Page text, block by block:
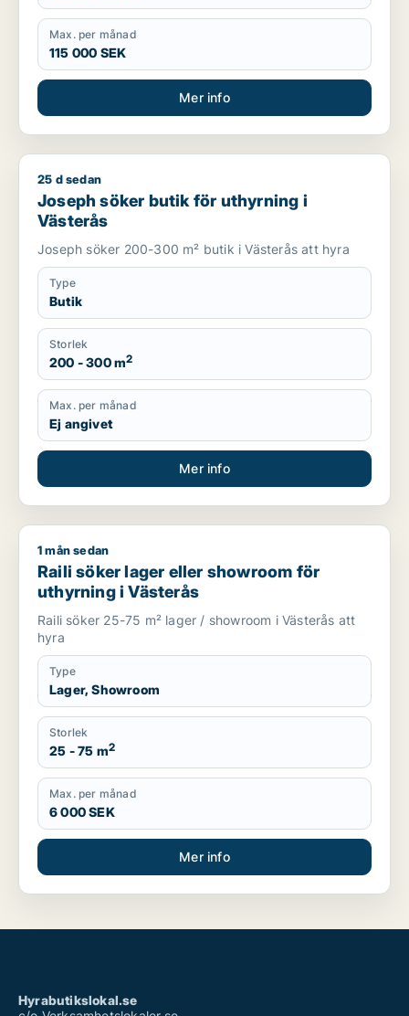
Max. per månad
115 000 SEK
Mer info
Joseph söker butik för uthyrning i Västerås
25 d sedan
Joseph söker butik för uthyrning i
Västerås
Joseph söker 200-300 m² butik i Västerås att hyra
Type
Butik
Storlek
200 - 300 m2
Max. per månad
Ej angivet
Mer info
Raili söker lager eller showroom för uthyrning i Västerås
1 mån sedan
Raili söker lager eller showroom för
uthyrning i Västerås
Raili söker 25-75 m² lager / showroom i Västerås att
hyra
Type
Lager, Showroom
Storlek
25 - 75 m2
Max. per månad
6 000 SEK
Mer info
Hyrabutikslokal.se